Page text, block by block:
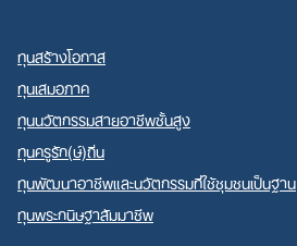
ทุนสร้างโอกาส
ทุนเสมอภาค
ทุนนวัตกรรมสายอาชีพชั้นสูง
ทุนครูรัก(ษ์)ถิ่น
ทุนพัฒนาอาชีพและนวัตกรรมที่ใช้ชุมชนเป็นฐาน
ทุนพระกนิษฐาสัมมาชีพ